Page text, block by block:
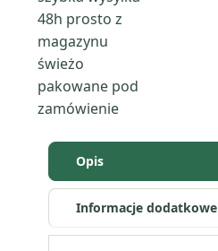
z
i
kwiatów
48h prosto z
magazynu
świeżo
pakowane pod
zamówienie
Opis
Informacje dodatkowe